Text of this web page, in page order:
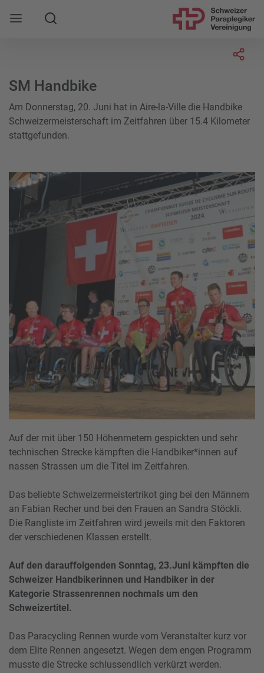
Mobile Navigation öffnen
Suche
SM Handbike
Am Donnerstag, 20. Juni hat in Aire-la-Ville die Handbike
Schweizermeisterschaft im Zeitfahren über 15.4 Kilometer
stattgefunden.
Auf der mit über 150 Höhenmetern gespickten und sehr
technischen Strecke kämpften die Handbiker*innen auf
nassen Strassen um die Titel im Zeitfahren.
Das beliebte Schweizermeistertrikot ging bei den Männern
an Fabian Recher und bei den Frauen an Sandra Stöckli.
Die Rangliste im Zeitfahren wird jeweils mit den Faktoren
der verschiedenen Klassen erstellt.
Auf den darauffolgenden Sonntag, 23.Juni kämpften die
Schweizer Handbikerinnen und Handbiker in der
Kategorie Strassenrennen nochmals um den
Schweizertitel.
Das Paracycling Rennen wurde vom Veranstalter kurz vor
dem Elite Rennen angesetzt. Wegen dem engen Programm
musste die Strecke schlussendlich verkürzt werden.